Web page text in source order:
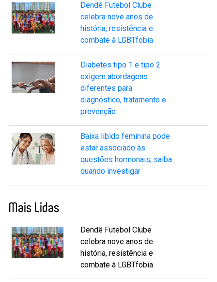
Dendê Futebol Clube
celebra nove anos de
história, resistência e
combate à LGBTfobia
Diabetes tipo 1 e tipo 2
exigem abordagens
diferentes para
diagnóstico, tratamento e
prevenção
Baixa libido feminina pode
estar associado às
questões hormonais; saiba
quando investigar
Mais Lidas
Dendê Futebol Clube
celebra nove anos de
história, resistência e
combate à LGBTfobia